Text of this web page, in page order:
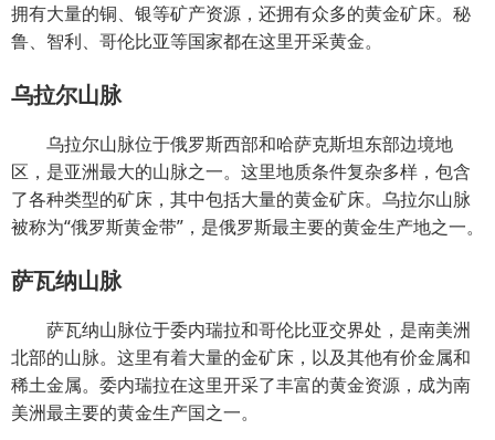
拥有大量的铜、银等矿产资源，还拥有众多的黄金矿床。秘
鲁、智利、哥伦比亚等国家都在这里开采黄金。
乌拉尔山脉
乌拉尔山脉位于俄罗斯西部和哈萨克斯坦东部边境地
区，是亚洲最大的山脉之一。这里地质条件复杂多样，包含
了各种类型的矿床，其中包括大量的黄金矿床。乌拉尔山脉
被称为“俄罗斯黄金带”，是俄罗斯最主要的黄金生产地之一。
萨瓦纳山脉
萨瓦纳山脉位于委内瑞拉和哥伦比亚交界处，是南美洲
北部的山脉。这里有着大量的金矿床，以及其他有价金属和
稀土金属。委内瑞拉在这里开采了丰富的黄金资源，成为南
美洲最主要的黄金生产国之一。